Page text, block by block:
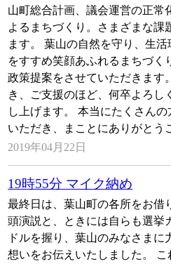
山町総合計画、議会運営の正常
よるまちづくり。さまざまな課
ます。 葉山の自然を守り、生
をすすめ笑顔あふれるまちづく
政策提案をさせていただきます
き、ご支援のほど、何卒よろし
し上げます。 本当にたくさんの
いただき、まことにありがと
2019年04月22日
19時55分 マイク納め
最終日は、葉山町の各所をお借
頭演説と、ときには自らも選挙
ドルを握り、葉山のみなさまに
想いをお伝えいたしました。 こ